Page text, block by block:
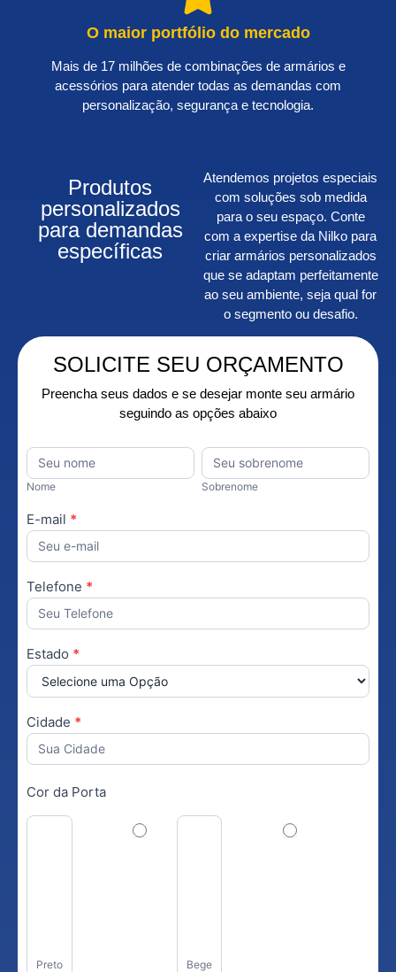
O maior portfólio do mercado
Mais de 17 milhões de combinações de armários e
acessórios para atender todas as demandas com
personalização, segurança e tecnologia.
Produtos
personalizados
para demandas
específicas
Atendemos projetos especiais
com soluções sob medida
para o seu espaço. Conte
com a expertise da Nilko para
criar armários personalizados
que se adaptam perfeitamente
ao seu ambiente, seja qual for
o segmento ou desafio.
SOLICITE SEU ORÇAMENTO
Preencha seus dados e se desejar monte seu armário
seguindo as opções abaixo
Personalizado
Nome
Nome
Sobrenome
Sobrenome
E-mail *
Telefone *
Estado *
Cidade *
Cor da Porta
Preto Bege